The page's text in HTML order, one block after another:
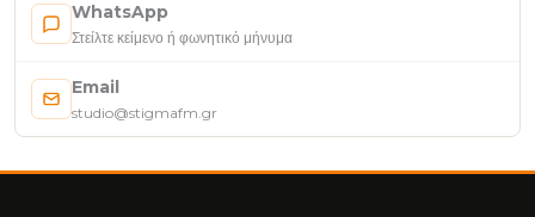
WhatsApp
Στείλτε κείμενο ή φωνητικό μήνυμα
Email
studio@stigmafm.gr